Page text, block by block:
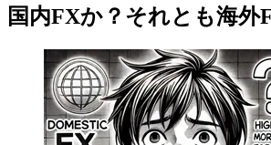
国内FXか？それとも海外